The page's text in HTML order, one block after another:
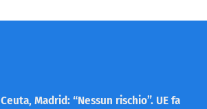
Ceuta, Madrid: “Nessun rischio”. UE fa